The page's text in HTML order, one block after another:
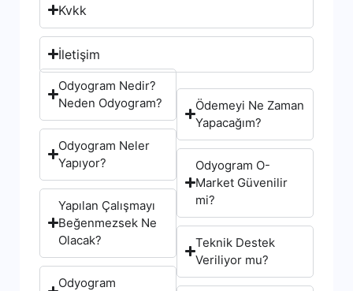
Kvkk
İletişim
Odyogram Nedir?
Neden Odyogram?
Odyogram Neler
Yapıyor?
Yapılan Çalışmayı
Beğenmezsek Ne
Olacak?
Odyogram
Ödemeyi Ne Zaman
Yapacağım?
Odyogram O-
Market Güvenilir
mi?
Teknik Destek
Veriliyor mu?